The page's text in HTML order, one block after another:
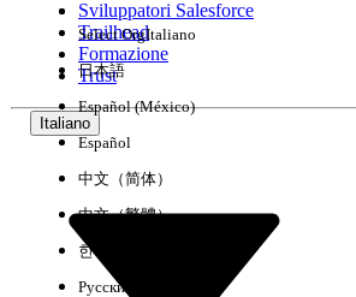
Esperienza
Sviluppatori Salesforce
Trailhead
Formazione
Trust
Italiano
Select OrgItaliano
日本語
Español (México)
Español
中文（简体）
中文（繁體）
한국어
Русский